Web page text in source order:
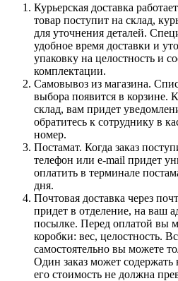
Курьерская доставка
товар поступит на склад,
для уточнения деталей.
удобное время доставки и
упаковку на целостность и
комплектации.
Самовывоз из магазина.
выбора появится в корзине.
склад, вам придет
обратитесь к сотруднику в
номер.
Постамат. Когда заказ
телефон или e-mail придет
оплатить в терминале
дня.
Почтовая доставка через
придет в отделение, на ваш
посылке. Перед оплатой вы
коробки: вес, целостность.
самостоятельно вы можете
Один заказ может
его стоимость не должна